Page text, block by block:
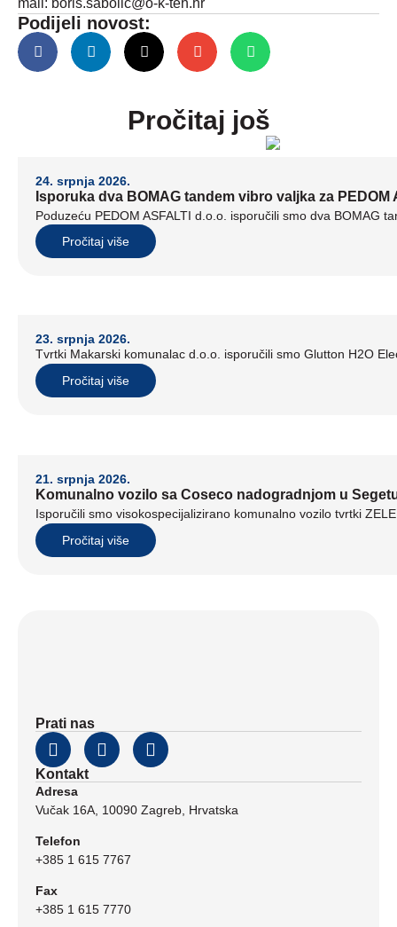
Podijeli novost:
Pročitaj još
24. srpnja 2026.
Isporuka dva BOMAG tandem vibro valjka za PEDOM
Poduzeću PEDOM ASFALTI d.o.o. isporučili smo dva BOMAG
Pročitaj više
23. srpnja 2026.
Tvrtki Makarski komunalac d.o.o. isporučili smo Glutton H2O
Pročitaj više
21. srpnja 2026.
Komunalno vozilo sa Coseco nadogradnjom u
Isporučili smo visokospecijalizirano komunalno vozilo tvrtki
Pročitaj više
Prati nas
Kontakt
Adresa
Vučak 16A, 10090 Zagreb, Hrvatska
Telefon
+385 1 615 7767
Fax
+385 1 615 7770